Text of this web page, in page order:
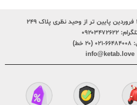
۰۹۲۰۳۴۷۲۶۲۲
۶۶۴۸۴۰۰۸-۰۲۱ (۲۰ خط)
info@ketab.love